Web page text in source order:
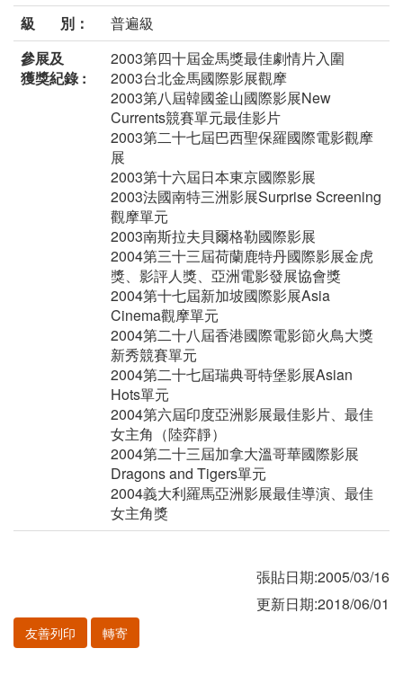
級 別：
普遍級
參展及
獲獎紀錄 :
2003第四十屆金馬獎最佳劇情片入圍
2003台北金馬國際影展觀摩
2003第八屆韓國釜山國際影展New
Currents競賽單元最佳影片
2003第二十七屆巴西聖保羅國際電影觀摩
展
2003第十六屆日本東京國際影展
2003法國南特三洲影展Surprise Screening
觀摩單元
2003南斯拉夫貝爾格勒國際影展
2004第三十三屆荷蘭鹿特丹國際影展金虎
獎、影評人獎、亞洲電影發展協會獎
2004第十七屆新加坡國際影展Asia
Cinema觀摩單元
2004第二十八屆香港國際電影節火鳥大獎
新秀競賽單元
2004第二十七屆瑞典哥特堡影展Asian
Hots單元
2004第六屆印度亞洲影展最佳影片、最佳
女主角（陸弈靜）
2004第二十三屆加拿大溫哥華國際影展
Dragons and Tigers單元
2004義大利羅馬亞洲影展最佳導演、最佳
女主角獎
張貼日期:2005/03/16
更新日期:2018/06/01
友善列印 轉寄